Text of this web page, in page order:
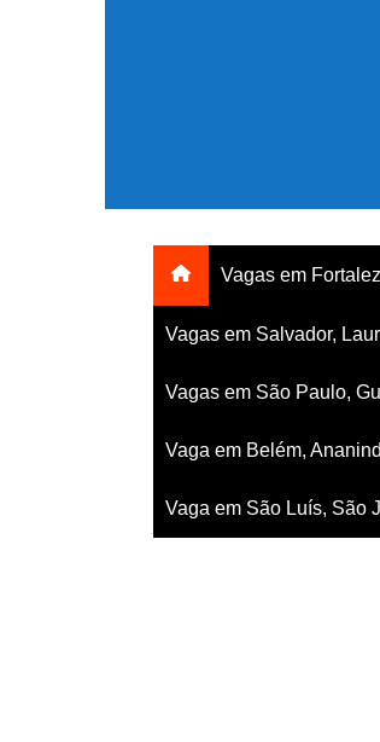
Vagas em
Vagas em Salvador,
Vagas em São Paulo,
Vaga em Belém,
Vaga em São Luís, São